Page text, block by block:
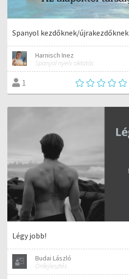
Spanyol kezdőknek/újrakezdőknek
Harnisch Inez
Spanyol nyelv oktatás
1
Légy jobb!
Budai László
Önfejlesztés